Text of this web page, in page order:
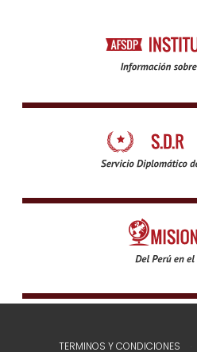
TERMINOS Y CONDICIONES